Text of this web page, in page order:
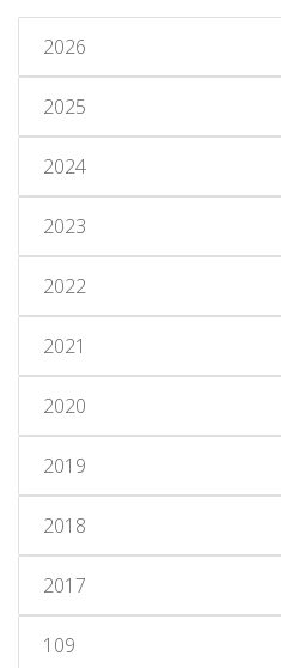
2026
2025
2024
2023
2022
2021
2020
2019
2018
2017
109